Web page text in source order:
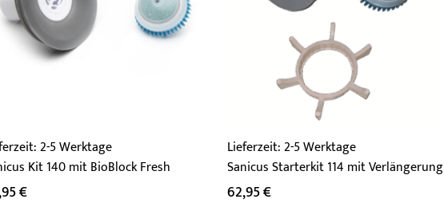
2-5 Werktage
Kit 140 mit BioBlock Fresh
€
Lieferzeit:2-5 Werktage
Sanicus Starterkit 114 mit Verlängerung
62,95€